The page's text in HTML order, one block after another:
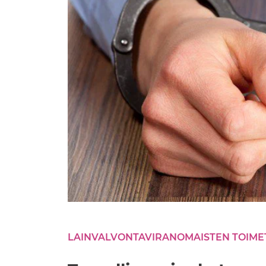
LAINVALVONTAVIRANOMAISTEN